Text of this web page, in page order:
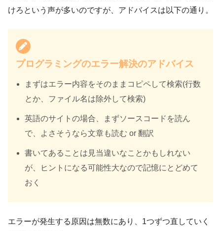
けろという声が多いのですが、アドバイスは以下の通り。
プログラミングのエラー解決のアドバイス
まずはエラー内容をそのままコピペして検索(行数
とか、ファイル名は除外して検索)
英語のサイトの場合、まずソースコードを読ん
で、よさそうなら文章も読む or 翻訳
書いてあることは見当違いなことかもしれない
が、ヒントになる可能性大なので記憶にとどめて
おく
エラーが発生する原因は無数にあり、1つずつ直していく